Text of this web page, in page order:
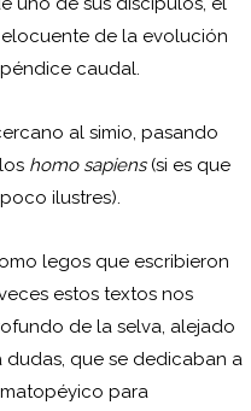
de la evolución
caudal.
al simio, pasando
homo sapiens(si es que
ilustres).
legos que escribieron
estos textos nos
de la selva, alejado
dudas, que se dedicaban a
para